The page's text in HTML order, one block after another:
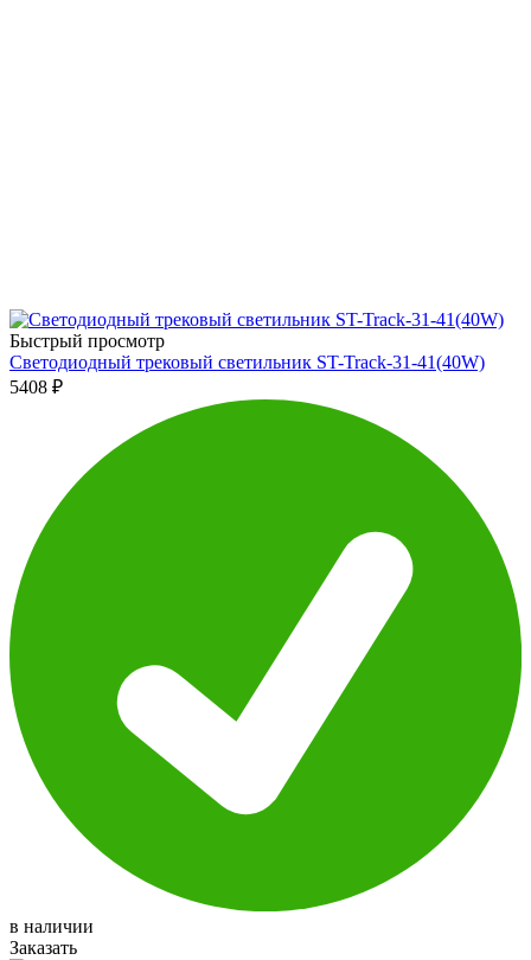
Быстрый просмотр
Светодиодный трековый светильник ST-Track-31-41(40W)
5408 ₽
в наличии
Заказать